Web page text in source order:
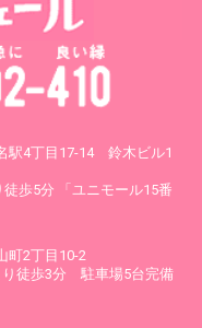
駅4丁目17-14 鈴木ビル1
歩5分 「ユニモール15番
町2丁目10-2
り徒歩3分 駐車場5台完備